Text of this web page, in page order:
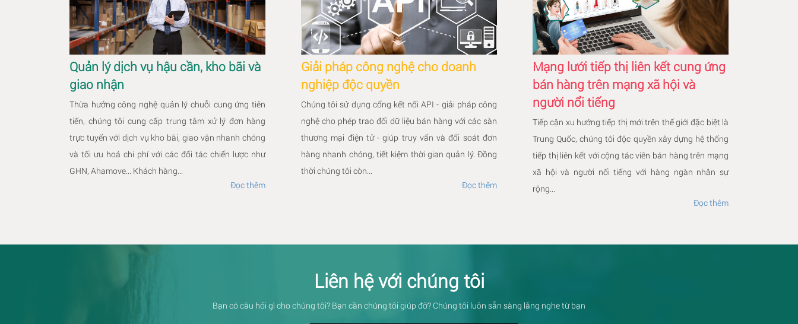
Quản lý dịch vụ hậu cần, kho bãi và
giao nhận
Thừa hưởng công nghệ quản lý chuỗi cung ứng tiên
tiến, chúng tôi cung cấp trung tâm xử lý đơn hàng
trực tuyến với dịch vụ kho bãi, giao vận nhanh chóng
và tối ưu hoá chi phí với các đối tác chiến lược như
GHN, Ahamove... Khách hàng...
Đọc thêm
Giải pháp công nghệ cho doanh
nghiệp độc quyền
Chúng tôi sử dụng cổng kết nối API - giải pháp công
nghệ cho phép trao đổi dữ liệu bán hàng với các sàn
thương mại điện tử - giúp truy vấn và đối soát đơn
hàng nhanh chóng, tiết kiệm thời gian quản lý. Đồng
thời chúng tôi còn...
Đọc thêm
Mạng lưới tiếp thị liên kết cung ứng
bán hàng trên mạng xã hội và
người nổi tiếng
Tiếp cận xu hướng tiếp thị mới trên thế giới đặc biệt là
Trung Quốc, chúng tôi độc quyền xây dựng hệ thống
tiếp thị liên kết với cộng tác viên bán hàng trên mạng
xã hội và người nổi tiếng với hàng ngàn nhân sự
rộng...
Đọc thêm
Liên hệ với chúng tôi
Bạn có câu hỏi gì cho chúng tôi? Bạn cần chúng tôi giúp đỡ? Chúng tôi luôn sẵn sàng lắng nghe từ bạn